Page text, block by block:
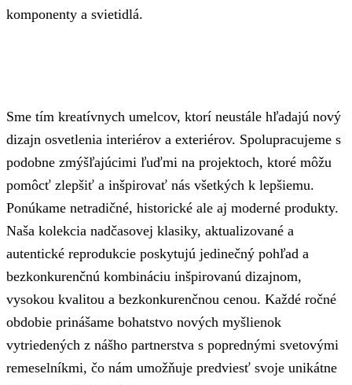
komponenty a svietidlá.
Sme tím kreatívnych umelcov, ktorí neustále hľadajú nový
dizajn osvetlenia interiérov a exteriérov. Spolupracujeme s
podobne zmýšľajúcimi ľuďmi na projektoch, ktoré môžu
pomôcť zlepšiť a inšpirovať nás všetkých k lepšiemu.
Ponúkame netradičné, historické ale aj moderné produkty.
Naša kolekcia nadčasovej klasiky, aktualizované a
autentické reprodukcie poskytujú jedinečný pohľad a
bezkonkurenčnú kombináciu inšpirovanú dizajnom,
vysokou kvalitou a bezkonkurenčnou cenou. Každé ročné
obdobie prinášame bohatstvo nových myšlienok
vytriedených z nášho partnerstva s poprednými svetovými
remeselníkmi, čo nám umožňuje predviesť svoje unikátne